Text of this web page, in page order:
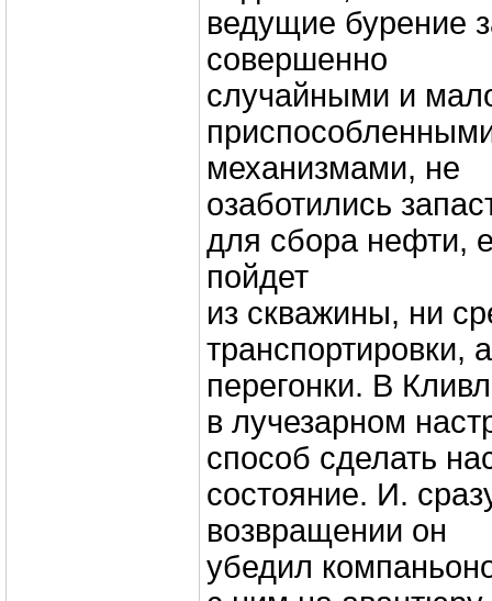
ведущие бурение
совершенно
случайными и
механизмами, не
озаботились
для сбора нефти,
пойдет
из скважины, ни
транспортировки,
перегонки. В
в лучезарном
способ сделать
состояние. И.
возвращении он
убедил